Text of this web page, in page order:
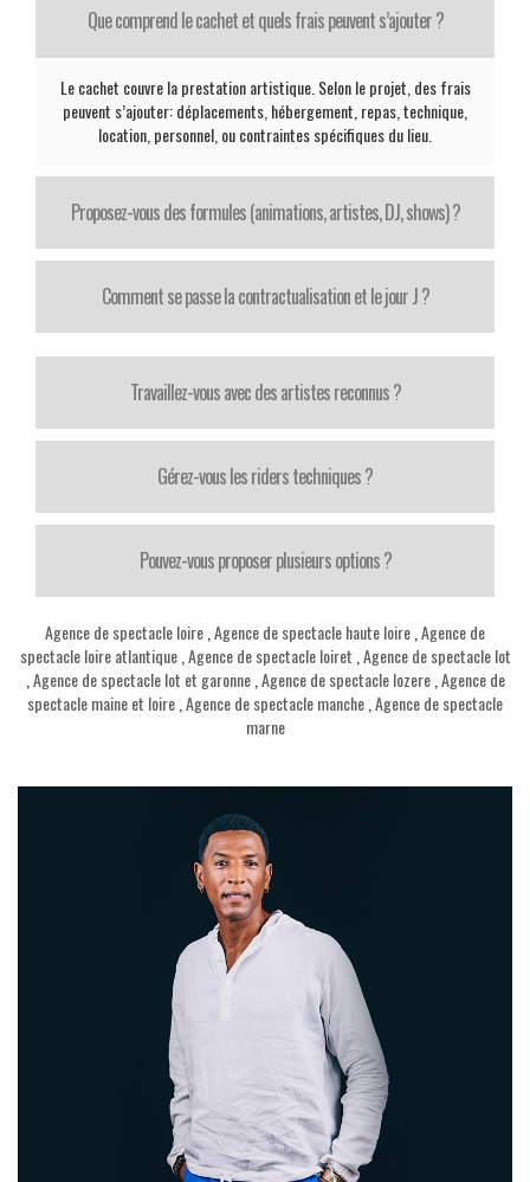
Que comprend le cachet et quels frais peuvent s’ajouter ?
Le cachet couvre la prestation artistique. Selon le projet, des frais
peuvent s’ajouter: déplacements, hébergement, repas, technique,
location, personnel, ou contraintes spécifiques du lieu.
Proposez-vous des formules (animations, artistes, DJ, shows) ?
Comment se passe la contractualisation et le jour J ?
Travaillez-vous avec des artistes reconnus ?
Gérez-vous les riders techniques ?
Pouvez-vous proposer plusieurs options ?
Agence de spectacle loire Agence de spectacle haute loire Agence de
spectacle loire atlantique, Agence de spectacle loiret Agence de spectacle lot
Agence de spectacle lot et garonne, Agence de spectacle lozere, Agence de
spectacle maine et loire Agence de spectacle manche Agence de spectacle
marne